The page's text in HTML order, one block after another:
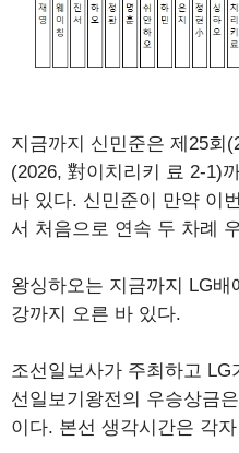
지금까지 신민준은 제25회
(2026, 對이치리키 료 2-1)
바 있다. 신민준이 만약 이
서 처음으로 연속 두 차례
왕싱하오는 지금까지 LG
강까지 오른 바 있다.
조선일보사가 주최하고
선일보기왕전의 우승상금
이다. 본선 생각시간은 각